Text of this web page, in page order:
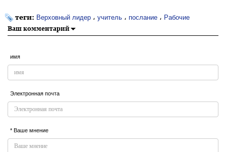
теги: Верховный лидер ، учитель ، послание ، Рабочие
Ваш комментарий
имя
Электронная почта
* Ваше мнение